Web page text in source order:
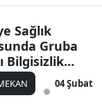
Sağlık
Gruba
Bilgisizlik
04 Şubat